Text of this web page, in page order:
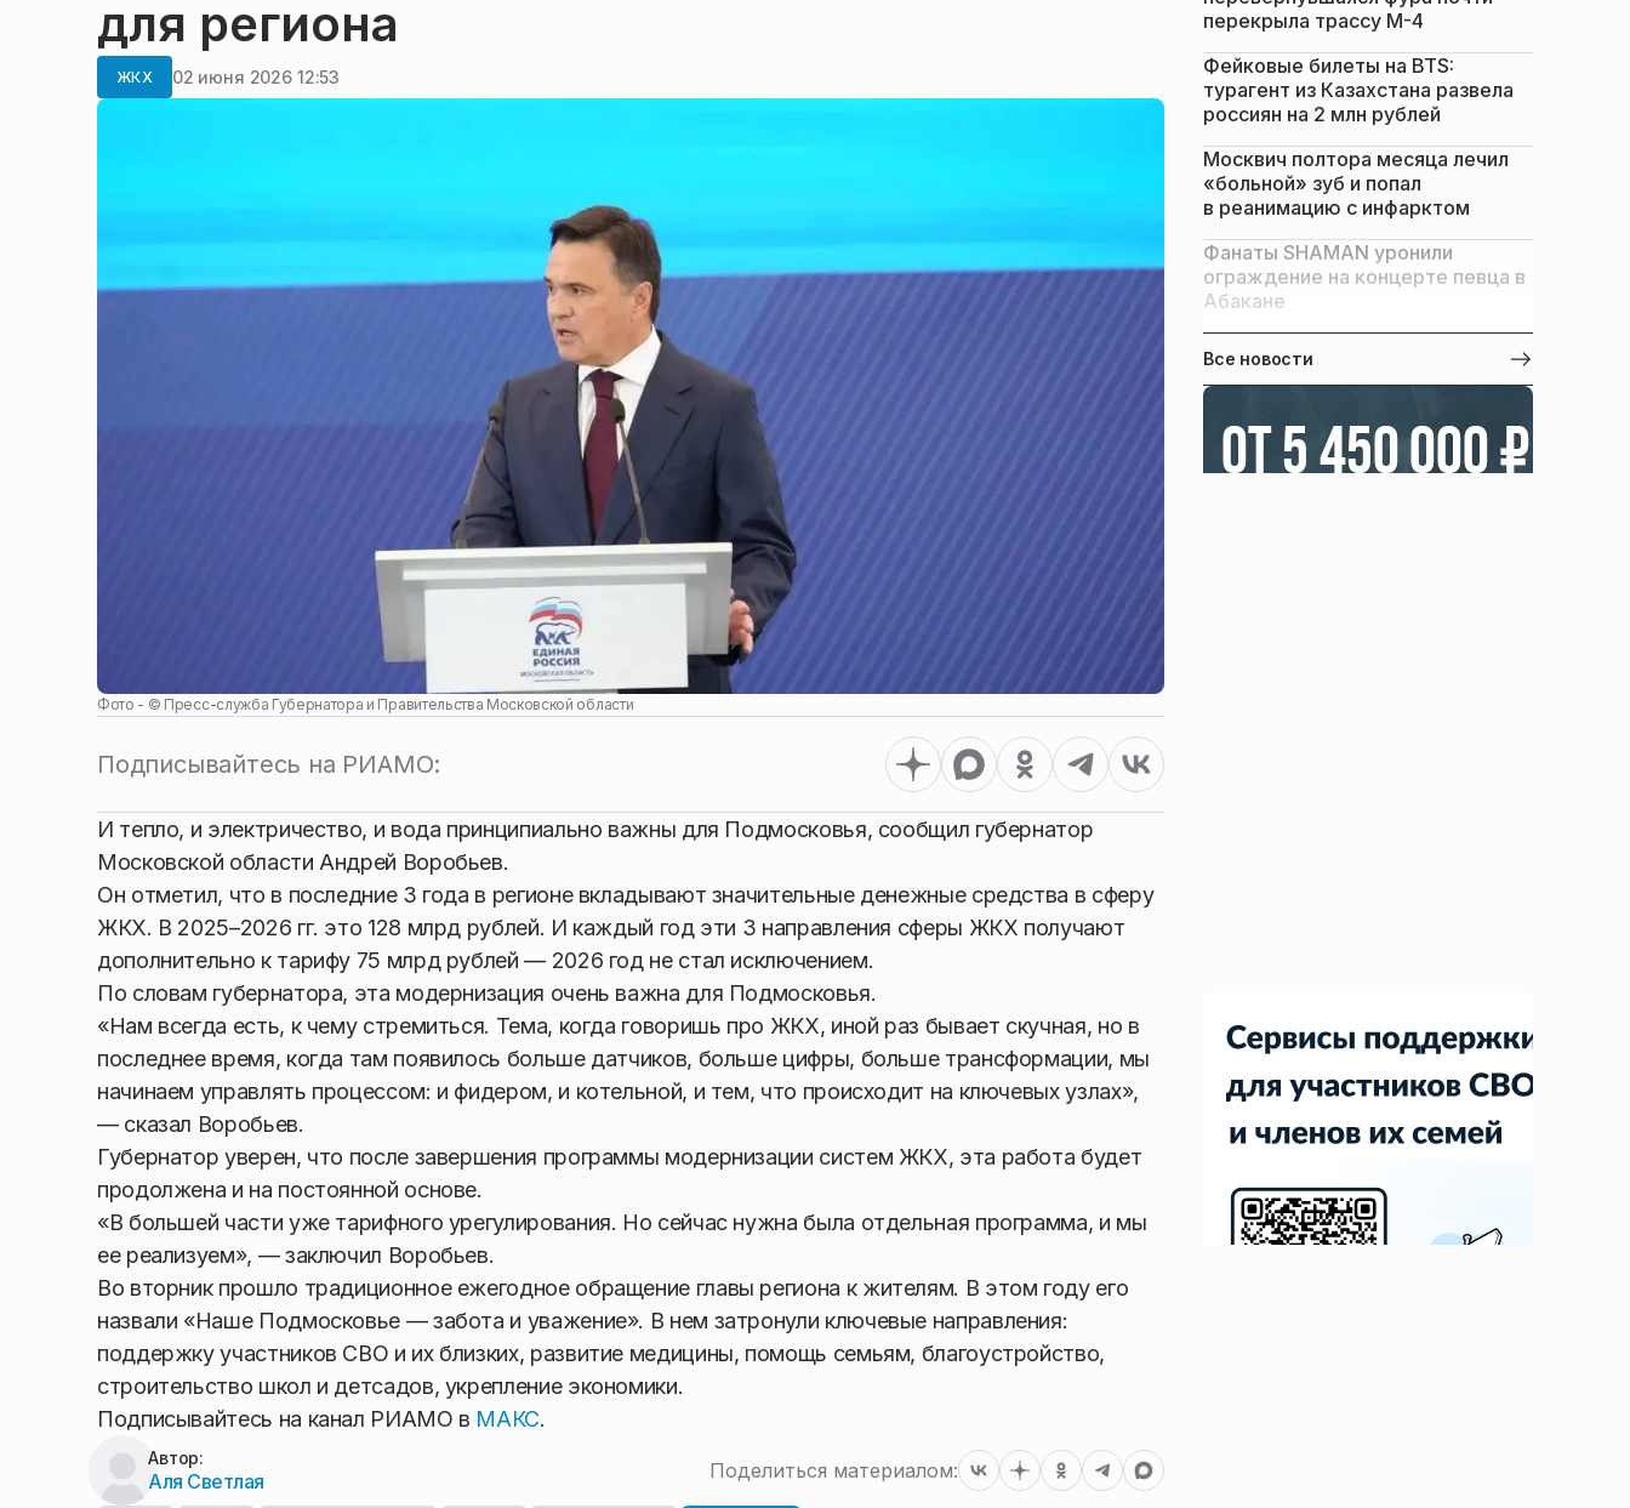
для региона
ЖКХ 02 июня 2026 12:53
Фото - © Пресс-служба Губернатора и Правительства Московской области
Подписывайтесь на РИАМО:
И тепло, и электричество, и вода принципиально важны для Подмосковья, сообщил губернатор
Московской области Андрей Воробьев.
Он отметил, что в последние 3 года в регионе вкладывают значительные денежные средства в сферу
ЖКХ. В 2025–2026 гг. это 128 млрд рублей. И каждый год эти 3 направления сферы ЖКХ получают
дополнительно к тарифу 75 млрд рублей — 2026 год не стал исключением.
По словам губернатора, эта модернизация очень важна для Подмосковья.
«Нам всегда есть, к чему стремиться. Тема, когда говоришь про ЖКХ, иной раз бывает скучная, но в
последнее время, когда там появилось больше датчиков, больше цифры, больше трансформации, мы
начинаем управлять процессом: и фидером, и котельной, и тем, что происходит на ключевых узлах»,
— сказал Воробьев.
Губернатор уверен, что после завершения программы модернизации систем ЖКХ, эта работа будет
продолжена и на постоянной основе.
«В большей части уже тарифного урегулирования. Но сейчас нужна была отдельная программа, и мы
ее реализуем», — заключил Воробьев.
Во вторник прошло традиционное ежегодное обращение главы региона к жителям. В этом году его
назвали «Наше Подмосковье — забота и уважение». В нем затронули ключевые направления:
поддержку участников СВО и их близких, развитие медицины, помощь семьям, благоустройство,
строительство школ и детсадов, укрепление экономики.
Подписывайтесь на канал РИАМО в МАКС.
Автор:
Аля Светлая Поделиться материалом:
перекрыла трассу М-4
Фейковые билеты на BTS:
турагент из Казахстана развела
россиян на 2 млн рублей
Москвич полтора месяца лечил
«больной» зуб и попал
в реанимацию с инфарктом
Фанаты SHAMAN уронили
ограждение на концерте певца в
Абакане
Все новости